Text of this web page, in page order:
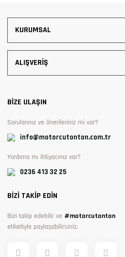
KURUMSAL
ALIŞVERİŞ
BİZE ULAŞIN
Sorularınız ve önerileriniz mi var?
info@motorcutonton.com.tr
Yardıma mı ihtiyacınız var?
0236 413 32 25
BİZİ TAKİP EDİN
Bizi takip edebilir ve #motorcutonton
etiketiyle paylaşabilirsiniz.